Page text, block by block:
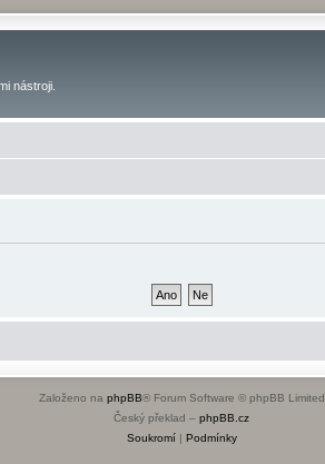
nástroji.
Založeno na phpBB® Forum Software © phpBB Limited
Český překlad – phpBB.cz
Soukromí| Podmínky